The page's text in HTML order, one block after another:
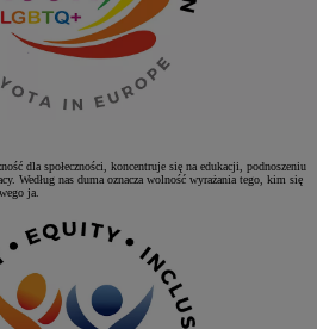
dla społeczności, koncentruje się na edukacji, podnoszeniu
Według nas duma oznacza wolność wyrażania tego, kim się
ja.